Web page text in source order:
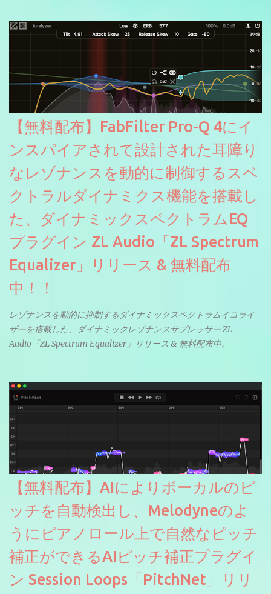
【無料配布】FabFilter Pro-Q 4にイ
ンスパイアされて設計された耳障り
なレゾナンスを動的に制御するスペ
クトラルダイナミクス機能を搭載し
た、ダイナミックスペクトラムEQ
プラグイン ZL Audio「ZL Spectrum
Equalizer」リリース & 無料配布
中！！
レゾナンスを動的に抑制するダイナミックスペクトラムイコライ
ザーを搭載した、ダイナミックレゾナンスサプレッサー ZL
Audio「ZL Spectrum Equalizer」リリース & 無料配布中。
【無料配布】AIによりボーカルのピ
ッチを自動検出し、Melodyneのよ
うにピアノロール上で自然なピッチ
補正ができるAIピッチ補正プラグイ
ン Session Loops「PitchNet」リリ